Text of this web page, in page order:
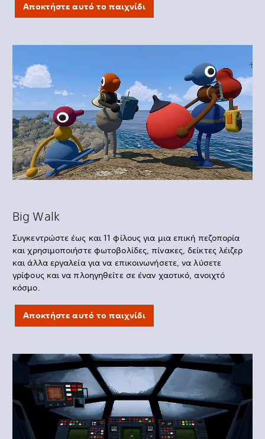
Αποκτήστε αυτό το παιχνίδι
Big Walk
Συγκεντρώστε έως και 11 φίλους για μια επική πεζοπορία
και χρησιμοποιήστε φωτοβολίδες, πίνακες, δείκτες λέιζερ
και άλλα εργαλεία για να επικοινωνήσετε, να λύσετε
γρίφους και να πλοηγηθείτε σε έναν χαοτικό, ανοιχτό
κόσμο.
Αποκτήστε αυτό το παιχνίδι